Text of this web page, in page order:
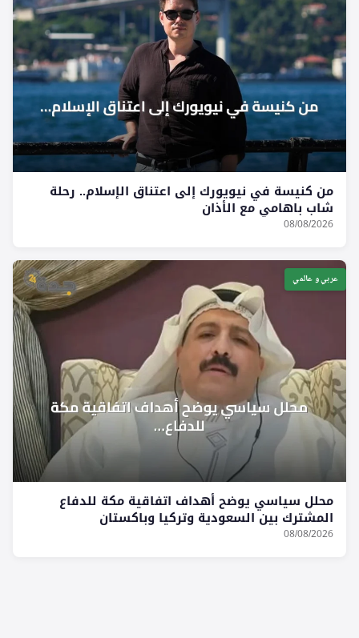
من كنيسة في نيويورك إلى اعتناق الإسلام.. رحلة
شاب باهامي مع الأذان
08/08/2026
عربي و عالمي
محلل سياسي يوضح أهداف اتفاقية مكة للدفاع
المشترك بين السعودية وتركيا وباكستان
08/08/2026